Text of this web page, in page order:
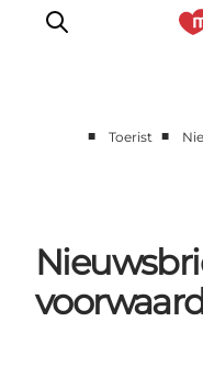
Events
Plan je reis
■ Toerist ■